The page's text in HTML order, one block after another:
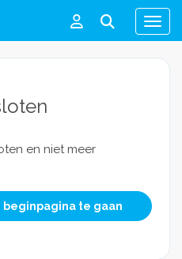
Menu
en niet meer
beginpagina te gaan